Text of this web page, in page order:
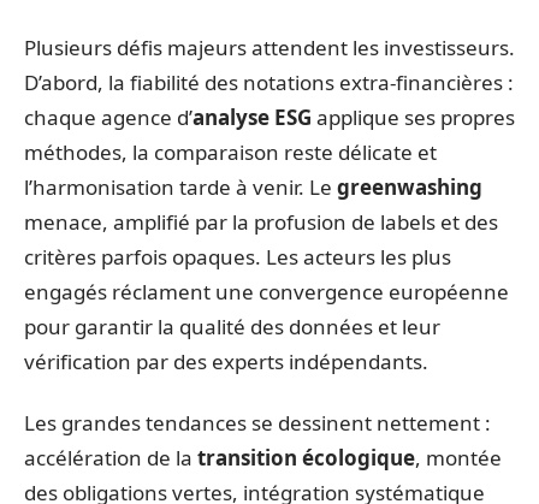
Plusieurs défis majeurs attendent les investisseurs.
D’abord, la fiabilité des notations extra-financières :
chaque agence d’analyse ESG applique ses propres
méthodes, la comparaison reste délicate et
l’harmonisation tarde à venir. Le greenwashing
menace, amplifié par la profusion de labels et des
critères parfois opaques. Les acteurs les plus
engagés réclament une convergence européenne
pour garantir la qualité des données et leur
vérification par des experts indépendants.
Les grandes tendances se dessinent nettement :
accélération de la transition écologique, montée
des obligations vertes, intégration systématique